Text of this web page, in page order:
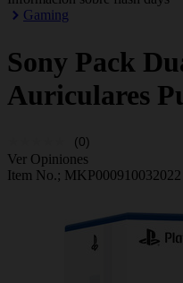
Gaming
Sony Pack
Auriculares
(0)
Ver Opiniones
Item No.; MKP000910032022